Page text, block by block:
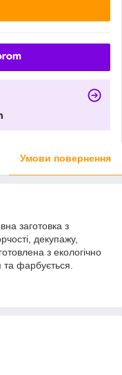
Умови повернення
заготовка з
декупажу,
з екологічно
та фарбується.